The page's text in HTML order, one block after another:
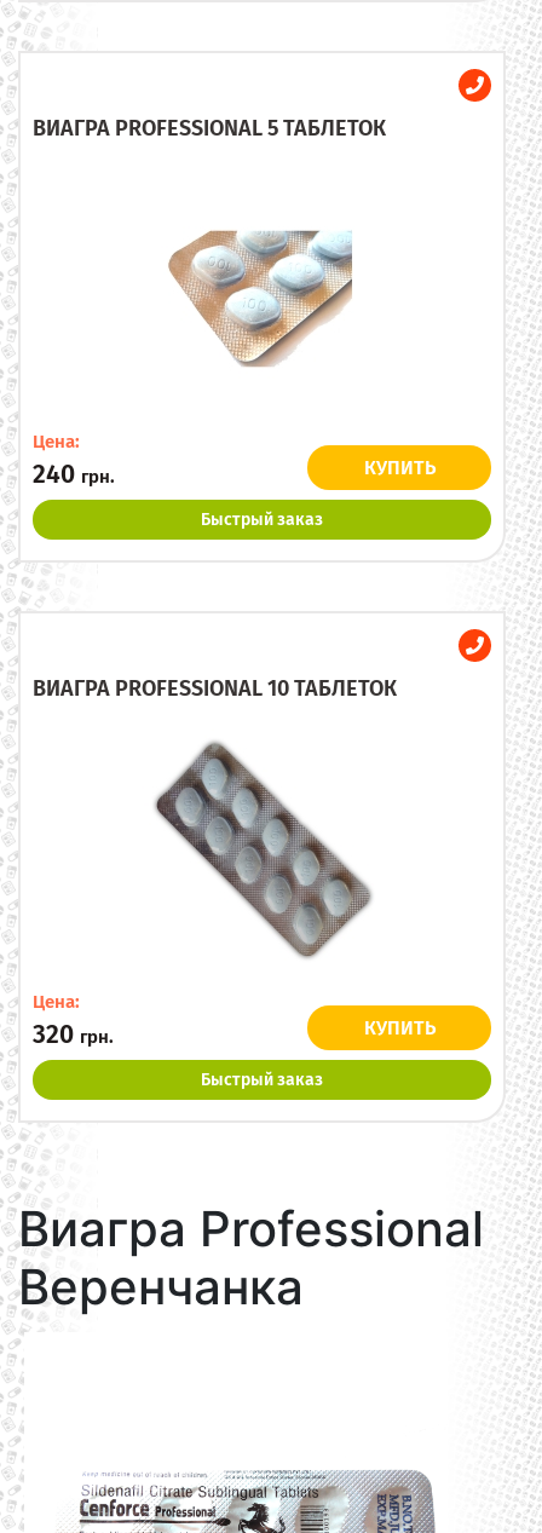
ВИАГРА PROFESSIONAL 5 ТАБЛЕТОК
Цена:
240 грн. КУПИТЬ
Быстрый заказ
ВИАГРА PROFESSIONAL 10 ТАБЛЕТОК
Цена:
320 грн. КУПИТЬ
Быстрый заказ
Виагра Professional
Веренчанка